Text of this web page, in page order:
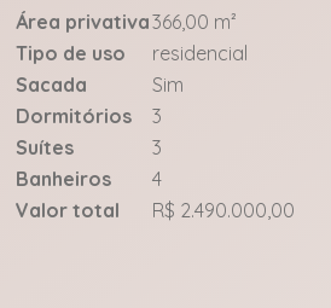
Área privativa366,00 m²
Tipo de uso
residencial
Sacada
Sim
Dormitórios
3
Suítes
3
Banheiros
4
Valor total
R$ 2.490.000,00